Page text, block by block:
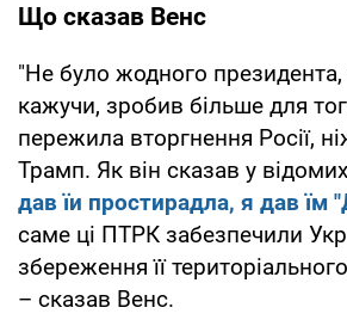
Що сказав Венс
"Не було жодного
кажучи, зробив більше для
пережила вторгнення Росії,
Трамп. Як він сказав у
дав їи простирадла, я дав їм
саме ці ПТРК забезпечили
збереження її
– сказав Венс.